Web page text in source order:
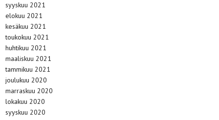
syyskuu 2021
elokuu 2021
kesäkuu 2021
toukokuu 2021
huhtikuu 2021
maaliskuu 2021
tammikuu 2021
joulukuu 2020
marraskuu 2020
lokakuu 2020
syyskuu 2020